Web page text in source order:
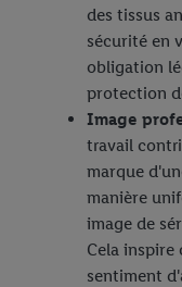
des tissus
sécurité en
obligation
protection
Image
travail
marque
manière
image de
Cela
sentiment